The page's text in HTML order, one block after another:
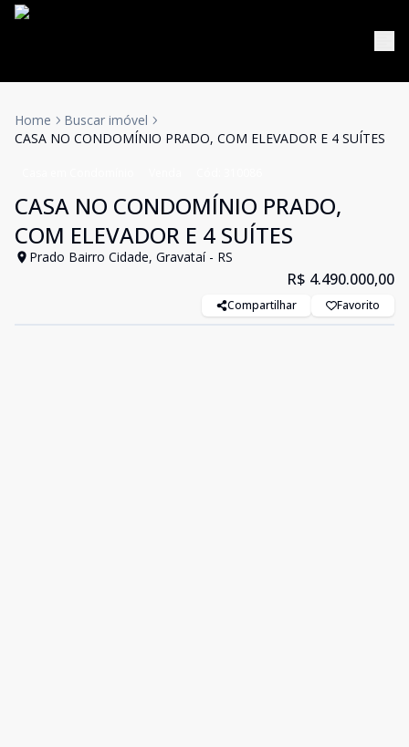
Home
Buscar imóvel
CASA NO CONDOMÍNIO PRADO, COM ELEVADOR E 4 SUÍTES
CASA NO CONDOMÍNIO PRADO,
COM ELEVADOR E 4 SUÍTES
Prado Bairro Cidade, Gravataí - RS
R$ 4.490.000,00
Compartilhar Favorito